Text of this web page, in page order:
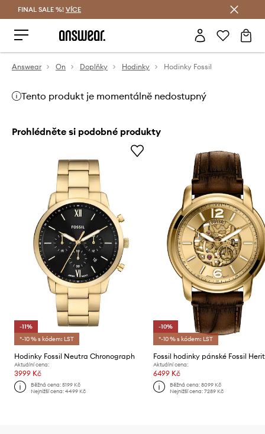
FINAL SALE %! VÍCE
Answear On Doplňky Hodinky Hodinky Fossil
Tento produkt je momentálně nedostupný
Prohlédněte si podobné produkty
-11%
*-10 % s kódem: LST
Hodinky Fossil Neutra Chronograph
Aktuální cena:
3999 Kč
Běžná cena:5199 Kč
Nejnižší cena:4499 Kč
-10%
*-10 % s kódem: LST
Fossil hodinky pánské Fossil
Aktuální cena:
6499 Kč
Běžná cena: 8099 Kč
Nejnižší cena: 7289 Kč